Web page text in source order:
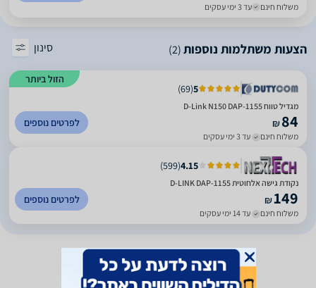
משלוח חינם עד 3 ימי עסקים
הצעות משתלמות נוספות(2) סינון
הזול ביותר
5
(
69
)
מגדיל טווח D-Link N150 DAP-1155
₪84
משלוח חינם עד 3 ימי עסקים
לפרטים נוספים
4.15
(
599
)
נקודת גישה אלחוטית D-LINK DAP-1155
₪149
משלוח חינם עד 14 ימי עסקים
לפרטים נוספים